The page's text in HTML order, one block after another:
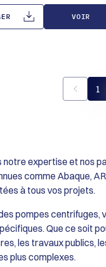
gaz
(Huiles et
Réversibilité :
les deux sens
pulsations.
VOIR
1
notre expertise et nos
comme Abaque,
à tous vos projets.
pompes centrifuges,
Que ce soit
les travaux publics,
plus complexes.